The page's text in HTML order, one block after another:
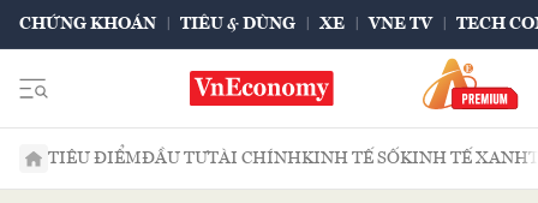
CHỨNG KHOÁN TIÊU & DÙNG XE VNE TV TECH
TIÊU ĐIỂMĐẦU TƯTÀI CHÍNHKINH TẾ SỐKINH TẾ XANH